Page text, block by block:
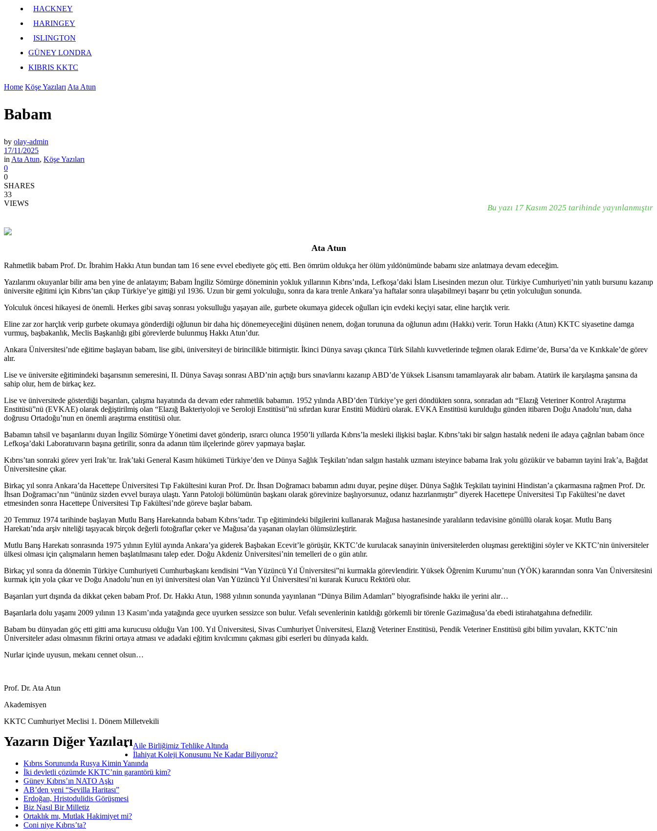
HACKNEY
HARINGEY
ISLINGTON
GÜNEY LONDRA
KIBRIS KKTC
Home Köşe Yazıları Ata Atun
Babam
by olay-admin
17/11/2025
in Ata Atun, Köşe Yazıları
0
0
SHARES
33
VIEWS
Bu yazı 17 Kasım 2025 tarihinde yayınlanmıştır
Ata Atun
Rahmetlik babam Prof. Dr. İbrahim Hakkı Atun bundan tam 16 sene evvel ebediyete göç etti. Ben ömrüm oldukça her ölüm yıldönümünde babamı size anlatmaya devam edeceğim.
Yazılarımı okuyanlar bilir ama ben yine de anlatayım; Babam İngiliz Sömürge döneminin yokluk yıllarının Kıbrıs’ında, Lefkoşa’daki İslam Lisesinden mezun olur. Türkiye Cumhuriyeti’nin yatılı bursunu kazanıp
üniversite eğitimi için Kıbrıs’tan çıkıp Türkiye’ye gittiği yıl 1936. Uzun bir gemi yolculuğu, sonra da kara trenle Ankara’ya haftalar sonra ulaşabilmeyi başarır bu çetin yolculuğun sonunda.
Yolculuk öncesi hikayesi de önemli. Herkes gibi savaş sonrası yoksulluğu yaşayan aile, gurbete okumaya gidecek oğulları için evdeki keçiyi satar, eline harçlık verir.
Eline zar zor harçlık verip gurbete okumaya gönderdiği oğlunun bir daha hiç dönemeyeceğini düşünen nenem, doğan torununa da oğlunun adını (Hakkı) verir. Torun Hakkı (Atun) KKTC siyasetine damga
vurmuş, başbakanlık, Meclis Başkanlığı gibi görevlerde bulunmuş Hakkı Atun’dur.
Ankara Üniversitesi’nde eğitime başlayan babam, lise gibi, üniversiteyi de birincilikle bitirmiştir. İkinci Dünya savaşı çıkınca Türk Silahlı kuvvetlerinde teğmen olarak Edirne’de, Bursa’da ve Kırıkkale’de görev
alır.
Lise ve üniversite eğitimindeki başarısının semeresini, II. Dünya Savaşı sonrası ABD’nin açtığı burs sınavlarını kazanıp ABD’de Yüksek Lisansını tamamlayarak alır babam. Atatürk ile karşılaşma şansına da
sahip olur, hem de birkaç kez.
Lise ve üniversitede gösterdiği başarıları, çalışma hayatında da devam eder rahmetlik babamın. 1952 yılında ABD’den Türkiye’ye geri döndükten sonra, sonradan adı “Elazığ Veteriner Kontrol Araştırma
Enstitüsü”nü (EVKAE) olarak değiştirilmiş olan “Elazığ Bakteriyoloji ve Seroloji Enstitüsü”nü sıfırdan kurar Enstitü Müdürü olarak. EVKA Enstitüsü kurulduğu günden itibaren Doğu Anadolu’nun, daha
doğrusu Ortadoğu’nun en önemli araştırma enstitüsü olur.
Babamın tahsil ve başarılarını duyan İngiliz Sömürge Yönetimi davet gönderip, ısrarcı olunca 1950’li yıllarda Kıbrıs’la mesleki ilişkisi başlar. Kıbrıs’taki bir salgın hastalık nedeni ile adaya çağrılan babam önce
Lefkoşa’daki Laboratuvarın başına getirilir, sonra da adanın tüm ilçelerinde görev yapmaya başlar.
Kıbrıs’tan sonraki görev yeri Irak’tır. Irak’taki General Kasım hükümeti Türkiye’den ve Dünya Sağlık Teşkilatı’ndan salgın hastalık uzmanı isteyince babama Irak yolu gözükür ve babamın tayini Irak’a, Bağdat
Üniversitesine çıkar.
Birkaç yıl sonra Ankara’da Hacettepe Üniversitesi Tıp Fakültesini kuran Prof. Dr. İhsan Doğramacı babamın adını duyar, peşine düşer. Dünya Sağlık Teşkilatı tayinini Hindistan’a çıkarmasına rağmen Prof. Dr.
İhsan Doğramacı’nın “ününüz sizden evvel buraya ulaştı. Yarın Patoloji bölümünün başkanı olarak görevinize başlıyorsunuz, odanız hazırlanmıştır” diyerek Hacettepe Üniversitesi Tıp Fakültesi’ne davet
etmesinden sonra Hacettepe Üniversitesi Tıp Fakültesi’nde göreve başlar babam.
20 Temmuz 1974 tarihinde başlayan Mutlu Barış Harekatında babam Kıbrıs’tadır. Tıp eğitimindeki bilgilerini kullanarak Mağusa hastanesinde yaralıların tedavisine gönüllü olarak koşar. Mutlu Barış
Harekatı’nda arşiv niteliği taşıyacak birçok değerli fotoğraflar çeker ve Mağusa’da yaşanan olayları ölümsüzleştirir.
Mutlu Barış Harekatı sonrasında 1975 yılının Eylül ayında Ankara’ya giderek Başbakan Ecevit’le görüşür, KKTC’de kurulacak sanayinin üniversitelerden oluşması gerektiğini söyler ve KKTC’nin üniversiteler
ülkesi olması için çalışmaların hemen başlatılmasını talep eder. Doğu Akdeniz Üniversitesi’nin temelleri de o gün atılır.
Birkaç yıl sonra da dönemin Türkiye Cumhuriyeti Cumhurbaşkanı kendisini “Van Yüzüncü Yıl Üniversitesi”ni kurmakla görevlendirir. Yüksek Öğrenim Kurumu’nun (YÖK) kararından sonra Van Üniversitesini
kurmak için yola çıkar ve Doğu Anadolu’nun en iyi üniversitesi olan Van Yüzüncü Yıl Üniversitesi’ni kurarak Kurucu Rektörü olur.
Başarıları yurt dışında da dikkat çeken babam Prof. Dr. Hakkı Atun, 1988 yılının sonunda yayınlanan “Dünya Bilim Adamları” biyografisinde hakkı ile yerini alır…
Başarılarla dolu yaşamı 2009 yılının 13 Kasım’ında yatağında gece uyurken sessizce son bulur. Vefalı sevenlerinin katıldığı görkemli bir törenle Gazimağusa’da ebedi istirahatgahına defnedilir.
Babam bu dünyadan göç etti gitti ama kurucusu olduğu Van 100. Yıl Üniversitesi, Sivas Cumhuriyet Üniversitesi, Elazığ Veteriner Enstitüsü, Pendik Veteriner Enstitüsü gibi bilim yuvaları, KKTC’nin
Üniversiteler adası olmasının fikrini ortaya atması ve adadaki eğitim kıvılcımını çakması gibi eserleri bu dünyada kaldı.
Nurlar içinde uyusun, mekanı cennet olsun…
Prof. Dr. Ata Atun
Akademisyen
KKTC Cumhuriyet Meclisi 1. Dönem Milletvekili
Yazarın Diğer YazılarıAile Birliğimiz Tehlike Altında
İlahiyat Koleji Konusunu Ne Kadar Biliyoruz?
Kıbrıs Sorununda Rusya Kimin Yanında
İki devletli çözümde KKTC’nin garantörü kim?
Güney Kıbrıs’ın NATO Aşkı
AB’den yeni “Sevilla Haritası”
Erdoğan, Hristodulidis Görüşmesi
Biz Nasıl Bir Milletiz
Ortaklık mı, Mutlak Hakimiyet mi?
Coni niye Kıbrıs’ta?